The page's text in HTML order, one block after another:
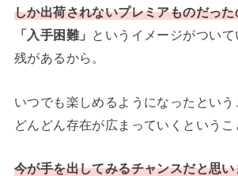
しか出荷されないプレミアものだっ
「入手困難」 というイメージがつい
残があるから。
いつでも楽しめるようになったとい
どんどん存在が広まっていくというこ
今が手を出してみるチャンスだと思